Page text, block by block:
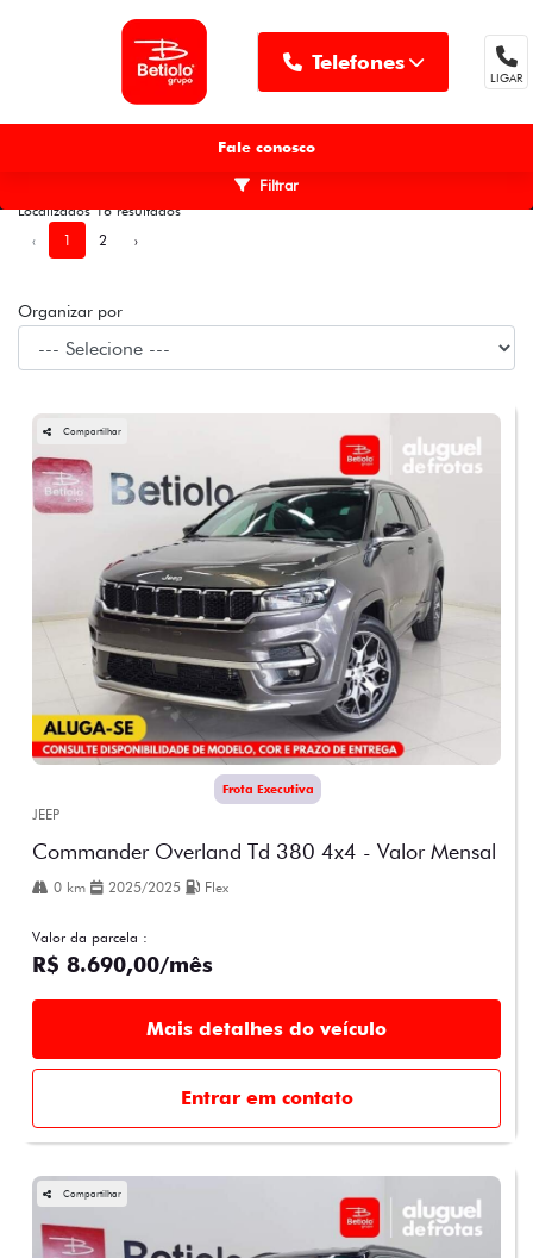
Telefones
LIGAR
Fale conosco
Localizados 16 resultados
‹
1 2 ›
Filtrar
Organizar por
Compartilhar
Frota Executiva
JEEP
Commander Overland Td 380 4x4 - Valor Mensal
0 km 2025/2025 Flex
Valor da parcela :
R$ 8.690,00/mês
Mais detalhes do veículo
Entrar em contato
Compartilhar